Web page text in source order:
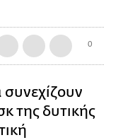
0
της δυτικής